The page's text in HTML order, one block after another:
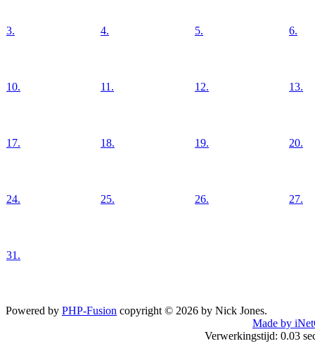
3. 4. 5. 6.
10. 11. 12. 13.
17. 18. 19. 20.
24. 25. 26. 27.
31.
Powered by PHP-Fusion copyright © 2026 by Nick Jones.
Made by
Verwerkingstijd: 0.03